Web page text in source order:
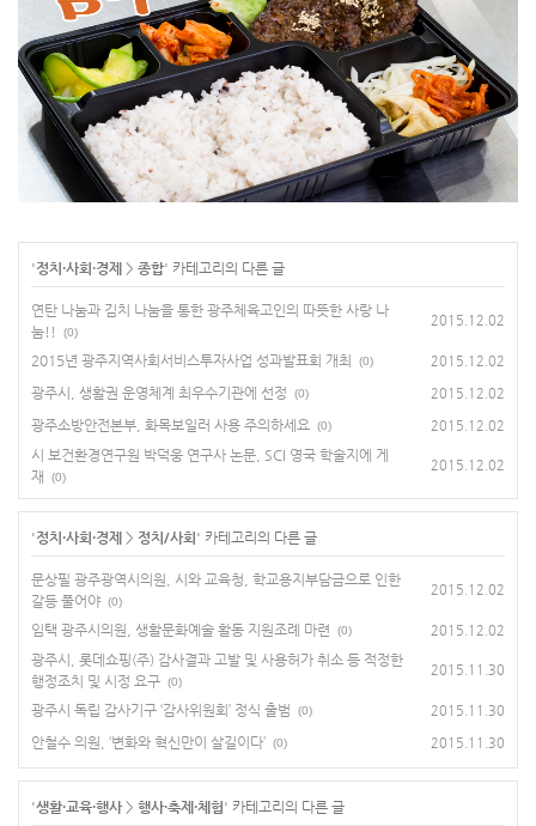
'정치·사회·경제 > 종합' 카테고리의 다른 글
연탄 나눔과 김치 나눔을 통한 광주체육고인의 따뜻한 사랑 나
눔!!
(0)
2015.12.02
2015년 광주지역사회서비스투자사업 성과발표회 개최 (0) 2015.12.02
광주시, 생활권 운영체계 최우수기관에 선정 (0) 2015.12.02
광주소방안전본부, 화목보일러 사용 주의하세요 (0) 2015.12.02
시 보건환경연구원 박덕웅 연구사 논문, SCI 영국 학술지에 게
재
(0)
2015.12.02
'정치·사회·경제 > 정치/사회 ' 카테고리의 다른 글
문상필 광주광역시의원, 시와 교육청, 학교용지부담금으로 인한
갈등 풀어야 (0)
2015.12.02
임택 광주시의원, 생활문화예술 활동 지원조례 마련 (0) 2015.12.02
광주시, 롯데쇼핑(주) 감사결과 고발 및 사용허가 취소 등 적정한
행정조치 및 시정 요구 (0)
2015.11.30
광주시 독립 감사기구 ‘감사위원회’ 정식 출범 (0) 2015.11.30
안철수 의원, ‘변화와 혁신만이 살길이다’ (0) 2015.11.30
'생활·교육·행사> 행사·축제·체험 ' 카테고리의 다른 글